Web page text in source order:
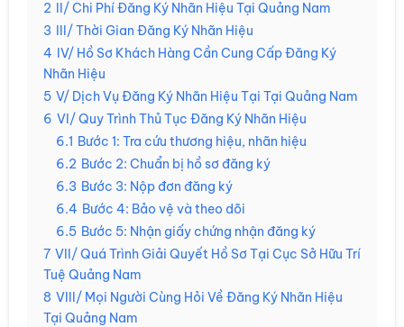
2 II/ Chi Phí Đăng Ký Nhãn Hiệu Tại Quảng Nam
3 III/ Thời Gian Đăng Ký Nhãn Hiệu
4 IV/ Hồ Sơ Khách Hàng Cần Cung Cấp Đăng Ký
Nhãn Hiệu
5 V/ Dịch Vụ Đăng Ký Nhãn Hiệu Tại Tại Quảng Nam
6 VI/ Quy Trình Thủ Tục Đăng Ký Nhãn Hiệu
6.1 Bước 1: Tra cứu thương hiệu, nhãn hiệu
6.2 Bước 2: Chuẩn bị hồ sơ đăng ký
6.3 Bước 3: Nộp đơn đăng ký
6.4 Bước 4: Bảo vệ và theo dõi
6.5 Bước 5: Nhận giấy chứng nhận đăng ký
7 VII/ Quá Trình Giải Quyết Hồ Sơ Tại Cục Sở Hữu Trí
Tuệ Quảng Nam
8 VIII/ Mọi Người Cùng Hỏi Về Đăng Ký Nhãn Hiệu
Tại Quảng Nam